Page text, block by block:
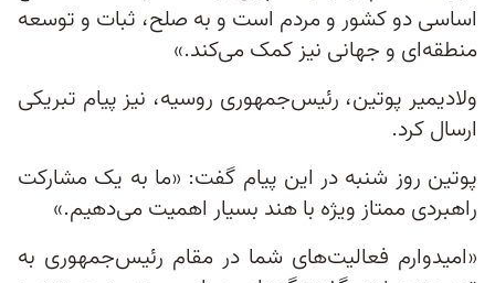
اساسی دو کشور و مردم است و به صلح، ثبات و توسعه
منطقه‌ای و جهانی نیز کمک می‌کند.»
ولادیمیر پوتین، رئیس‌جمهوری روسیه، نیز پیام تبریکی
ارسال کرد.
پوتین روز شنبه در این پیام گفت: «ما به یک مشارکت
راهبردی ممتاز ویژه با هند بسیار اهمیت می‌دهیم.»
«امیدوارم فعالیت‌های شما در مقام رئیس‌جمهوری به